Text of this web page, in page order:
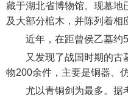
藏于湖北省博物馆。现墓地
及大部分棺木，并陈列着相
近年，在距曾侯乙墓约
又发现了战国时期的古
物200余件，主要是铜器、
尤以青铜剑为最多。据